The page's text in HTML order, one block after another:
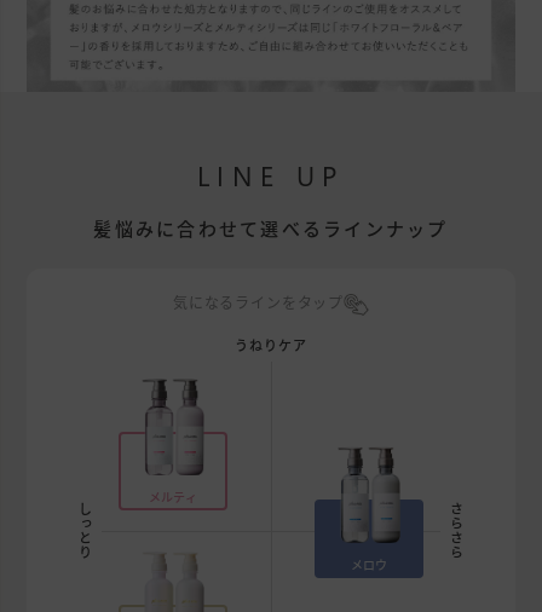
LINE UP
髪悩みに合わせて選べるラインナップ
気になるラインをタップ
うねりケア
しっとり さらさら
メルティ
メロウ